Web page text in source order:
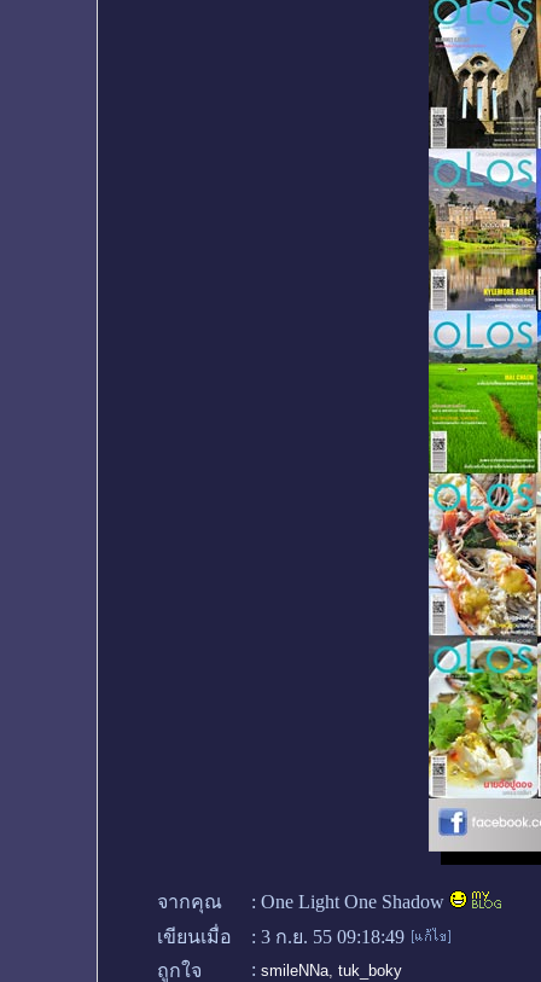
จากคุณ : One Light One Shadow
เขียนเมื่อ
: 3 ก.ย. 55 09:18:49
ถูกใจ
: smileNNa, tuk_boky